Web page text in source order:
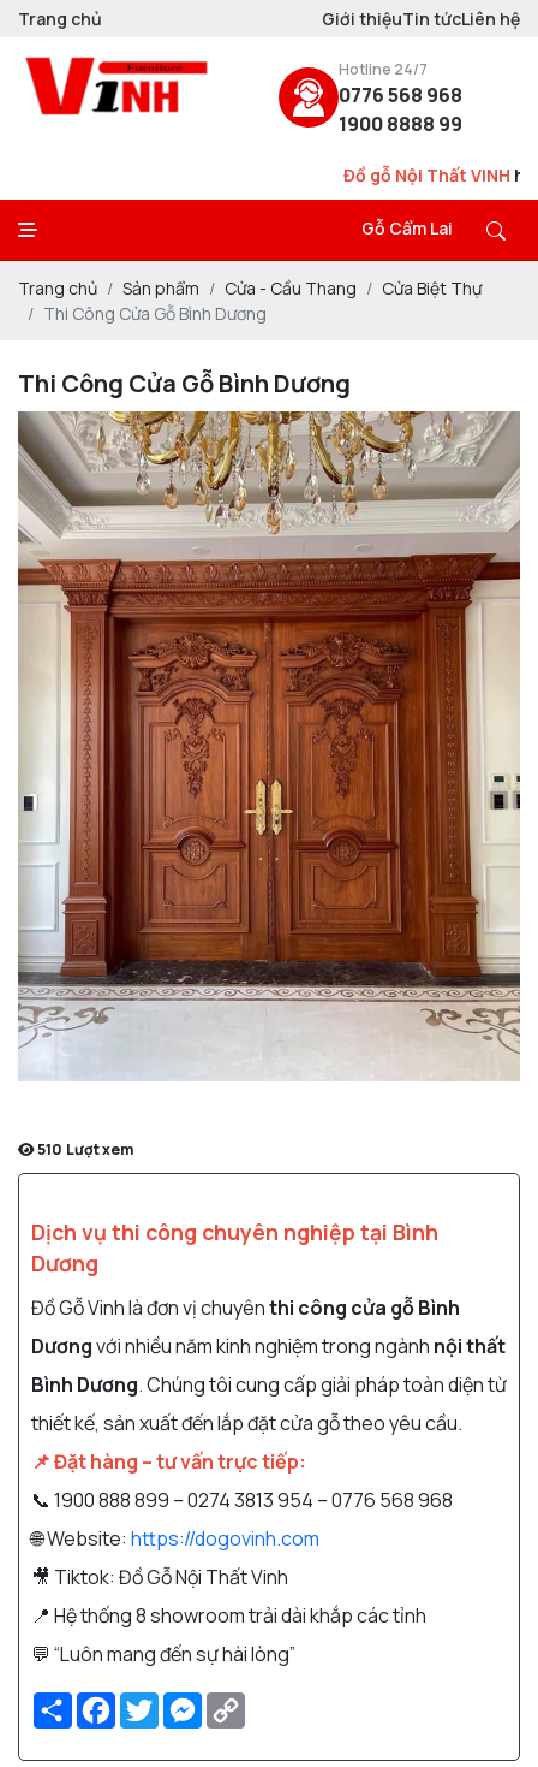
Trang chủ Giới thiệuTin tứcLiên hệ
Hotline 24/7
0776 568 968
1900 8888 99
Đồ gỗ Nội Thất VINHhơn 20 nămThiết
Gỗ Cẩm Lai
Trang chủ Sản phẩm Cửa - Cầu Thang
Cửa Biệt Thự
Thi Công Cửa Gỗ Bình Dương
Thi Công Cửa Gỗ Bình Dương
510 Lượt xem
Dịch vụ thi công chuyên nghiệp tại Bình
Dương
Đồ Gỗ Vinh là đơn vị chuyênthi công cửa gỗ Bình
Dươngvới nhiều năm kinh nghiệm trong ngành nội thất
Bình Dương. Chúng tôi cung cấp giải pháp toàn diện từ
thiết kế, sản xuất đến lắp đặt cửa gỗ theo yêu cầu.
📌 Đặt hàng – tư vấn trực tiếp:
📞 1900 888 899 – 0274 3813 954 – 0776 568 968
🌐 Website: https://dogovinh.com
🎥 Tiktok: Đồ Gỗ Nội Thất Vinh
📍 Hệ thống 8 showroom trải dài khắp các tỉnh
💬 “Luôn mang đến sự hài lòng”
Share Facebook
TwitterMessenger